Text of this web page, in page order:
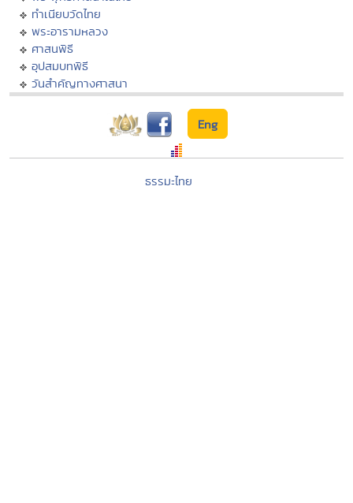
ทำเนียบวัดไทย
พระอารามหลวง
ศาสนพิธี
อุปสมบทพิธี
วันสำคัญทางศาสนา
Eng
ธรรมะไทย